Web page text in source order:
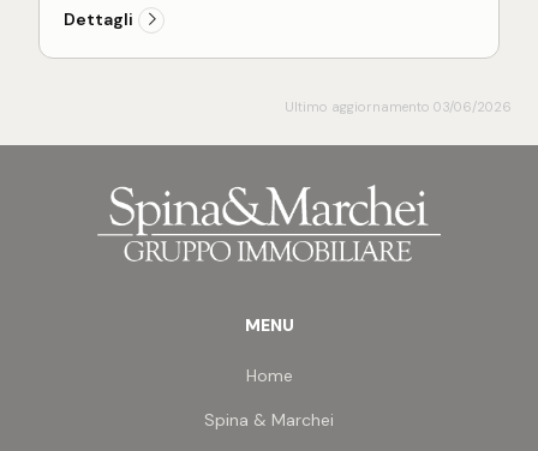
Le condizioni interne sono quelle tipiche
dell'epoca costruttiva: pavimentazione in parquet
naturale, infissi in alluminio con vetro singolo e
L'appartamento necessita quindi di un intervento
proprie esigenze.
Inserito in un piccolo contesto di sole due unità
abitative, privo di condominio, l'immobile si trova in
posizione centralissima e a breve distanza dal
modellare su misura, senza i vincoli e i costi della
Dettagli
Ultimo aggiornamento 03/06/2026
MENU
Home
Spina & Marchei